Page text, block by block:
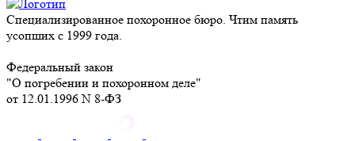
Специализированное похоронное бюро. Чтим память
усопших с 1999 года.
Федеральный закон
"О погребении и похоронном деле"
от 12.01.1996 N 8-ФЗ